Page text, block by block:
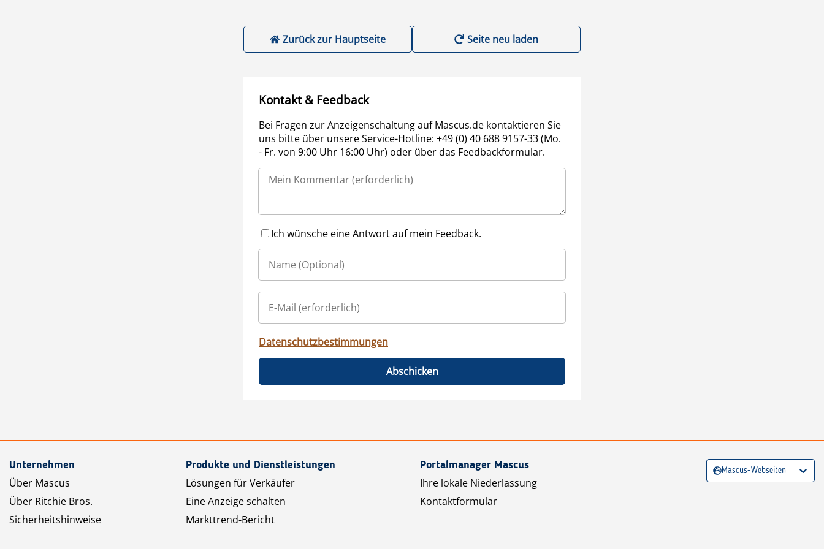
Zurück zur Hauptseite Seite neu laden
Kontakt & Feedback
Bei Fragen zur Anzeigenschaltung auf Mascus.de kontaktieren Sie
uns bitte über unsere Service-Hotline: +49 (0) 40 688 9157-33 (Mo.
- Fr. von 9:00 Uhr 16:00 Uhr) oder über das Feedbackformular.
Ich wünsche eine Antwort auf mein Feedback.
Datenschutzbestimmungen
Abschicken
Unternehmen
Über Mascus
Über Ritchie Bros.
Sicherheitshinweise
Produkte und Dienstleistungen
Lösungen für Verkäufer
Eine Anzeige schalten
Markttrend-Bericht
Portalmanager Mascus
Ihre lokale Niederlassung
Kontaktformular
Mascus-Webseiten